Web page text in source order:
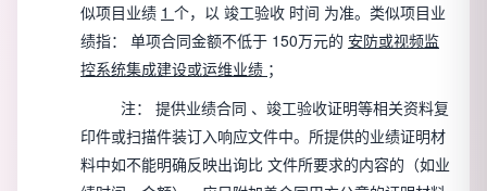
似项目业绩 1 个，以 竣工验收 时间 为准。类似项目业
绩指： 单项合同金额不低于 150万元的 安防或视频监
控系统集成建设或运维业绩 ；
注：提供业绩合同 、竣工验收证明等相关资料复
印件或扫描件装订入响应文件中。所提供的业绩证明材
料中如不能明确反映出询比 文件所要求的内容的（如业